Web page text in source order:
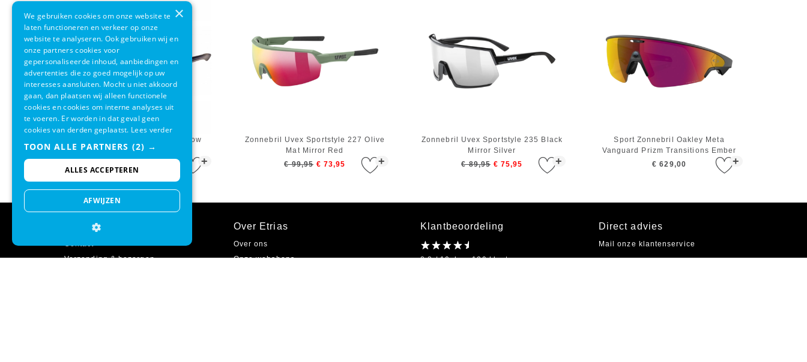
+
Zonnebril Cayo Dark Blue Yellow
Sinner
+
Zonnebril Uvex Sportstyle 227 Olive
Mat Mirror Red
€ 99,95 € 73,95 +
Zonnebril Uvex Sportstyle 235 Black
Mirror Silver
€ 89,95 € 75,95 +
Sport Zonnebril Oakley Meta
Vanguard Prizm Transitions Ember
Black
€ 629,00
Klantenservice
Contact
Verzending & bezorgen
Over Etrias
Over ons
Onze webshops
Klantbeoordeling
8.8 / 10 door 129 klanten
Direct advies
Mail onze klantenservice
×
We gebruiken cookies om onze website te
laten functioneren en verkeer op onze
website te analyseren. Ook gebruiken wij en
onze partners cookies voor
gepersonaliseerde inhoud, aanbiedingen en
advertenties die zo goed mogelijk op uw
interesses aansluiten. Mocht u niet akkoord
gaan, dan plaatsen wij alleen functionele
cookies en cookies om interne analyses uit
te voeren. Er worden in dat geval geen
cookies van derden geplaatst. Lees verder
TOON ALLE PARTNERS (2) →
ALLES ACCEPTEREN
AFWIJZEN